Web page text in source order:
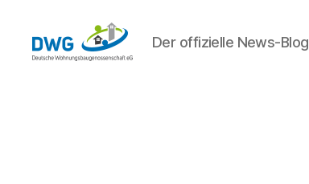
Der offizielle News-Blog